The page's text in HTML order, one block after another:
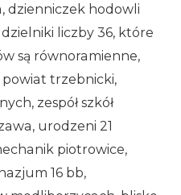
dzienniczek hodowli
liczby 36, które
są równoramienne,
trzebnicki,
zespół szkół
urodzeni 21
piotrowice,
16 bb,